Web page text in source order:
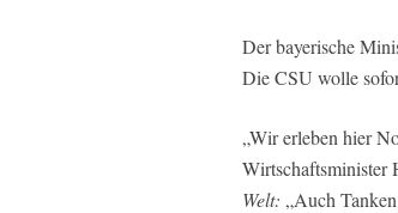
Der bayerische
Die CSU wolle
„Wir erleben hier
Wirtschaftsminister
Welt: „Auch